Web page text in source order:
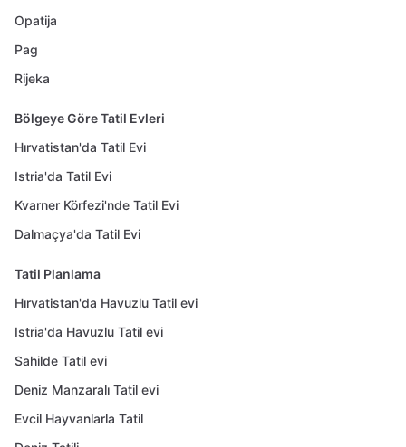
Opatija
Pag
Rijeka
Bölgeye Göre Tatil Evleri
Hırvatistan'da Tatil Evi
Istria'da Tatil Evi
Kvarner Körfezi'nde Tatil Evi
Dalmaçya'da Tatil Evi
Tatil Planlama
Hırvatistan'da Havuzlu Tatil evi
Istria'da Havuzlu Tatil evi
Sahilde Tatil evi
Deniz Manzaralı Tatil evi
Evcil Hayvanlarla Tatil